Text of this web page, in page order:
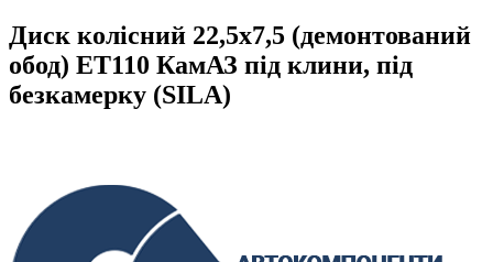
Диск колісний 22,5х7,5 (демонтований
обод) ET110 КамАЗ під клини, під
безкамерку (SILA)